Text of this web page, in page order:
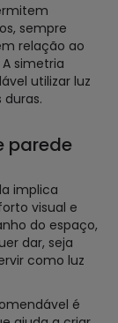
sempre
relação ao
simetria
utilizar luz
parede
implica
visual e
do espaço,
dar, seja
como luz
é